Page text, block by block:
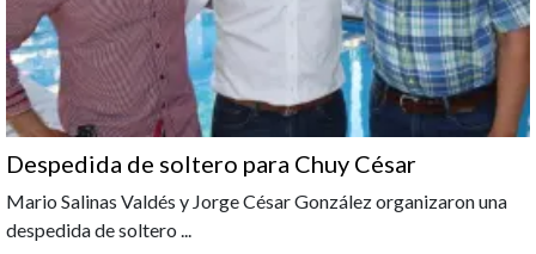
Despedida de soltero para Chuy César
Mario Salinas Valdés y Jorge César González organizaron una
despedida de soltero